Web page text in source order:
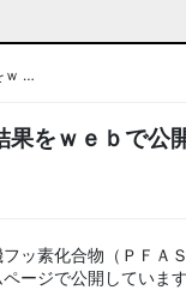
ｗ …
果をｗｅｂで公
ッ素化合物（ＰＦＡ
ージで公開しています